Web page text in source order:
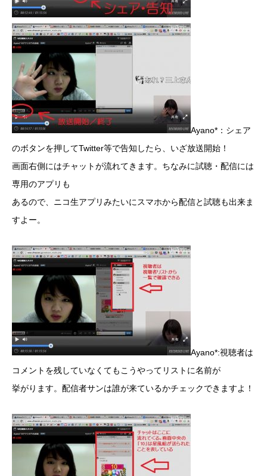
Ayano*：シェア
のボタンを押してTwitter等で告知したら、いざ放送開始！
画面右側にはチャットが流れてきます。ちなみに試聴・配信には
専用のアプリも
あるので、ニコ生アプリみたいにスマホから配信と試聴も出来ま
すよー。
Ayano*:視聴者は
コメントを残していなくてもこうやってリストに名前が
挙がります。配信者サンは誰が来ているかチェックできますよ！